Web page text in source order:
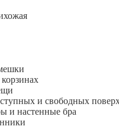
и свободных
и настенные бра